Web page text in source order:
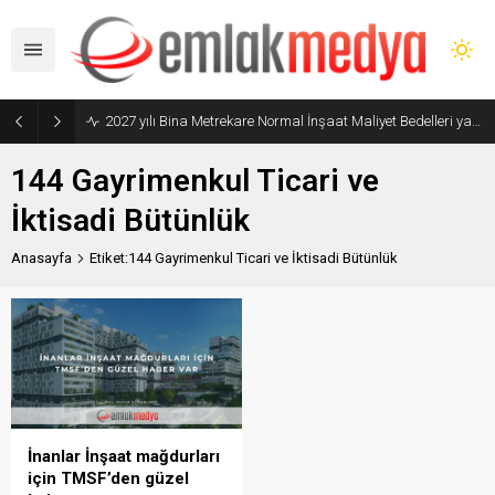
2027 yılı Bina Metrekare Normal İnşaat Maliyet Bedelleri yayımlandı
144 Gayrimenkul Ticari ve
İktisadi Bütünlük
Anasayfa Etiket:144 Gayrimenkul Ticari ve İktisadi Bütünlük
İnanlar İnşaat mağdurları
için TMSF’den güzel